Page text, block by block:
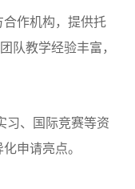
合作机构，提供托
队教学经验丰富，
习、国际竞赛等资
申请亮点。